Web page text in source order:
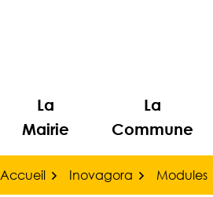
La
Mairie
La
Commune
Accueil Inovagora Modules